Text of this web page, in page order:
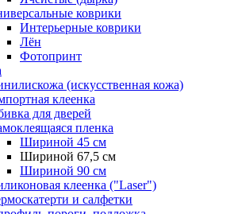
коврики
Интерьерные коврики
Лён
Фотопринт
(искусственная кожа)
клеенка
для дверей
пленка
Шириной 45 см
Шириной 67,5 см
Шириной 90 см
клеенка ("Laser")
и салфетки